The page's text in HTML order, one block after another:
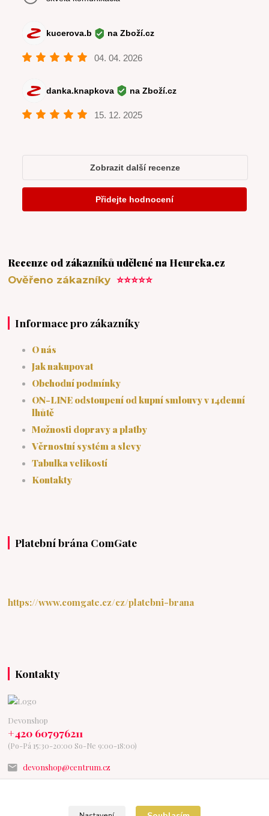
Recenze od zákazníků udělené na Heureka.cz
Ověřeno zákazníky⭐⭐⭐⭐⭐
Informace pro zákazníky
O nás
Jak nakupovat
Obchodní podmínky
ON-LINE odstoupení od kupní smlouvy v 14denní
lhůtě
Možnosti dopravy a platby
Věrnostní systém a slevy
Tabulka velikostí
Kontakty
Platební brána ComGate
https://www.comgate.cz/cz/platebni-brana
Kontakty
Devonshop
+420 607976211
(Po-Pá 15:30-20:00 So-Ne 9:00-18:00)
devonshop@centrum.cz